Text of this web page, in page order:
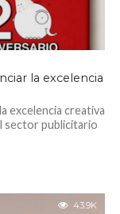
la excelencia
excelencia creativa
sector publicitario
43.9K